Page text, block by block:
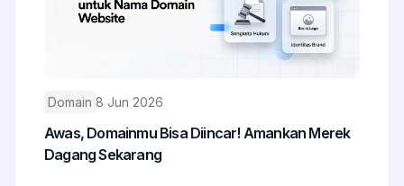
Domain 8 Jun 2026
Awas, Domainmu Bisa Diincar! Amankan Merek
Dagang Sekarang